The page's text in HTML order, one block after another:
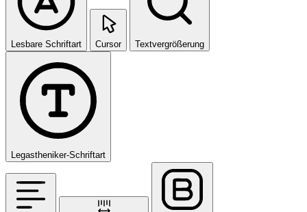
Lesbare Schriftart Cursor Textvergrößerung
Legastheniker-Schriftart